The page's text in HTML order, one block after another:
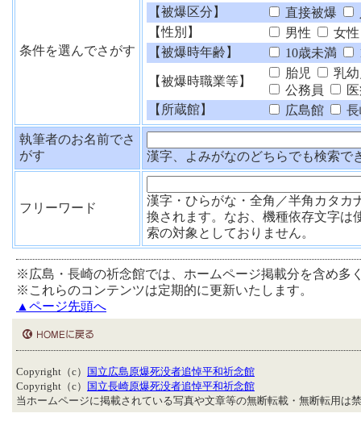
条件を選んでさがす
【被爆区分】
直接被爆
【性別】
男性
女性
【被爆時年齢】
10歳未満
【被爆時職業等】
胎児
乳
公務員
【所蔵館】
広島館
執筆者のお名前でさ
がす
漢字、よみがなのどちらでも検索で
フリーワード
漢字・ひらがな・全角／半角カタカ
換されます。なお、機種依存文字は
索の対象としておりません。
※広島・長崎の祈念館では、ホームページ掲載分を含め多
※これらのコンテンツは定期的に更新いたします。
▲ページ先頭へ
Copyright（c）
国立広島原爆死没者追悼平和祈念館
Copyright（c）
国立長崎原爆死没者追悼平和祈念館
当ホームページに掲載されている写真や文章等の無断転載・無断転用は